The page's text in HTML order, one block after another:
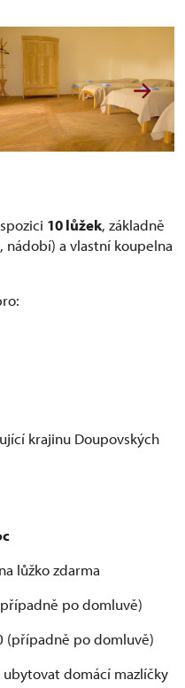
10 lůžek, základně
nádobí) a vlastní koupelna
krajinu Doupovských
lůžko zdarma
po domluvě)
(případně po domluvě)
domácí mazlíčky